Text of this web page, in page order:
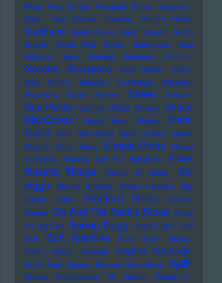
Rush
Russ Kunkel Russland Rutles
Sababa 5
Sade
Sam Fender Sandow Sandra Hüller
Santiano Sarah Connor Sarah Davachi Sarah
Engels
Sarah Wild Sasha Saturndaze
Saul
Williams
Sault Schnipo Schranke Schürze
Scooter Scorpions Scott Walker
Scycs
Sean Combs
Sebastian Krumbiegel
Sebastian
Studnitzky
Secret Secrets Seeed Sepalot
Sex Pistols Seymour Wright Shaggy Shane
MacGowan
Shania Twain Shellac
Shirin
David
Sido Silbermond Silent Servant Simina
Grigoriu Simon Harris Simple Minds Sinead
O'Connor
Siouxsie And The Banshees
Sister
Rosetta Tharpe
Sisters Of Mercy
Ski
Aggu
Skinner Brothers Skinny Pelembe
Sky
Saxon
Slade Sleaford Mods
Sleater-
Kinney Sly And The Family Stone Smag
Pa Dig Selv Snoop Dogg Soap & Skin Soft
Cell
Soft Machine Sonic Youth
Sonics
Sonny Rollins
Soolking Sophia Kennedy
South Park Sparks Spencer Davis Group Spliff
Sprints Squarepusher St. Vincent
Station 17